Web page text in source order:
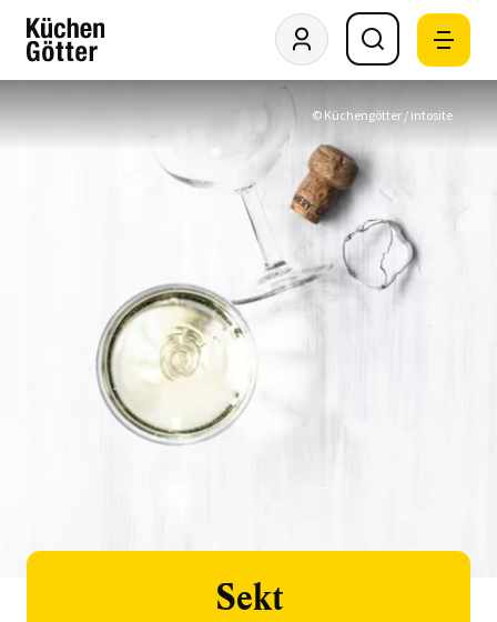
© Küchengötter / intosite
Sekt